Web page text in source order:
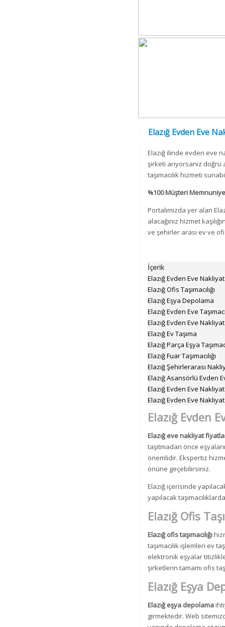
Elazığ Evden Eve
Elazığ ilinde evden eve
şirketi arıyorsanız
taşımacılık hizmeti
%100 Müşteri
Portalımızda yer alan
alacağınız hizmet
ve şehirler arası ev ve
İçerik
Elazığ Evden Eve
Elazığ Ofis Taşımacılığı
Elazığ Eşya Depolama
Elazığ Evden Eve
Elazığ Evden Eve
Elazığ Ev Taşıma
Elazığ Parça Eşya
Elazığ Fuar Taşımacılığı
Elazığ Şehirlerarası
Elazığ Asansörlü Evden
Elazığ Evden Eve
Elazığ Evden Eve Nakliyat
Elazığ Evden
Elazığ eve nakliyat
taşıtmadan önce
önemlidir. Ekspertiz
önüne geçebilirsiniz.
Elazığ içerisinde
yapılacak
Elazığ Ofis
Elazığ ofis taşımacılığı
taşımacılık işlemleri ev
elektronik eşyalar
şirketlerin tamamı ofis
Elazığ Eşya
Elazığ eşya depolama
girmektedir. Web